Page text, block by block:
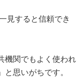
見すると信頼でき
機関でもよく使われ
思いがちです。